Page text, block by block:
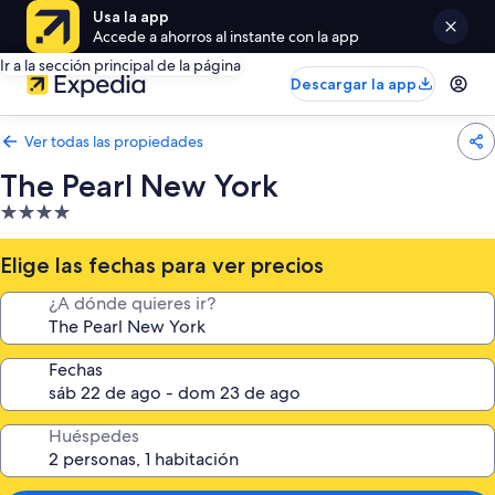
Usa la app
Accede a ahorros al instante con la app
Ir a la sección principal de la página
Descargar la app
Ver todas las propiedades
The Pearl New York
Propiedad
de
4.0
estrellas
Elige las fechas para ver precios
¿A dónde quieres ir?
Fechas
Huéspedes